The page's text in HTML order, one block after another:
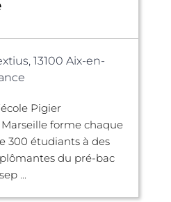
13100 Aix-en-
Pigier
forme chaque
300 étudiants à des
du pré-bac
...